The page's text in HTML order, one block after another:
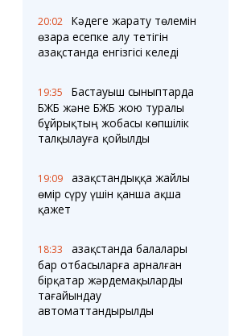
Фотокомикстер
Аптаның коллажы
Ешкин жұлдыз
Медиа
Фото
3D туры
Timelapse
20:02
Кәдеге жарату төлемін
өзара есепке алу тетігін
Қазақстанда енгізгісі келеді
19:35
Бастауыш сыныптарда
БЖБ және БЖБ жою туралы
бұйрықтың жобасы көпшілік
талқылауға қойылды
19:09
Қазақстандыққа жайлы
өмір сүру үшін қанша ақша
қажет
18:33
Қазақстанда балалары
бар отбасыларға арналған
бірқатар жәрдемақыларды
тағайындау
автоматтандырылды